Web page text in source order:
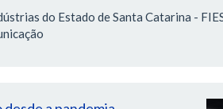
do Estado de Santa Catarina -